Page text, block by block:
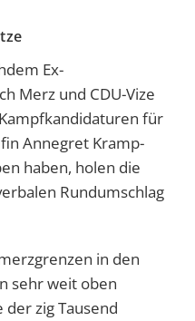
Ex-
Merz und CDU-Vize
für
Annegret Kramp-
haben, holen die
Rundumschlag
in den
sehr weit oben
zig Tausend